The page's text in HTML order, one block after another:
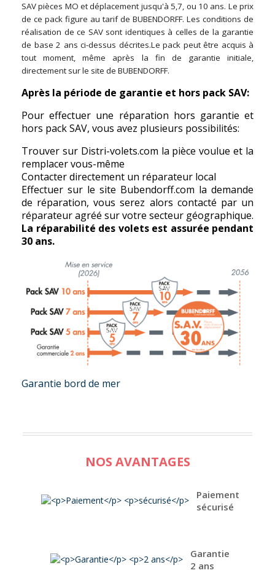
SAV pièces MO et déplacement jusqu'à 5,7, ou 10 ans. Le prix
de ce pack figure au tarif de BUBENDORFF. Les conditions de
réalisation de ce SAV sont identiques à celles de la garantie
de base 2 ans ci-dessus décrites.Le pack peut être acquis à
tout moment, même après la fin de garantie initiale,
directement sur le site de BUBENDORFF.
Après la période de garantie et hors pack SAV:
Pour effectuer une réparation hors garantie et
hors pack SAV, vous avez plusieurs possibilités:
Trouver sur Distri-volets.com la pièce voulue et la
remplacer vous-même
Contacter directement un réparateur local
Effectuer sur le site Bubendorff.com la demande
de réparation, vous serez alors contacté par un
réparateur agréé sur votre secteur géographique.
La réparabilité des volets est assurée pendant
30 ans.
Garantie bord de mer
NOS AVANTAGES
Paiement
sécurisé
Garantie
2 ans